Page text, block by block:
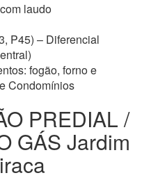
laudo
P45) – Diferencial
fogão, forno e
Condomínios
PREDIAL /
GÁS Jardim